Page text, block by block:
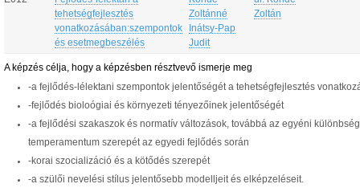
tehetségfejlesztés
vonatkozásában:szempontok
és esetmegbeszélés
Zoltánné
Inátsy-Pap
Judit
Zoltán
A képzés célja, hogy a képzésben résztvevő ismerje meg
-a fejlődés-lélektani szempontok jelentőségét a tehetségfejlesztés
-fejlődés bioloógiai és környezeti tényezőinek jelentőségét
-a fejlődési szakaszok és normatív változások, továbbá az egyéni
temperamentum szerepét az egyedi fejlődés során
-korai szocializáció és a kötődés szerepét
-a szülői nevelési stílus jelentősebb modelljeit és elképzeléseit.